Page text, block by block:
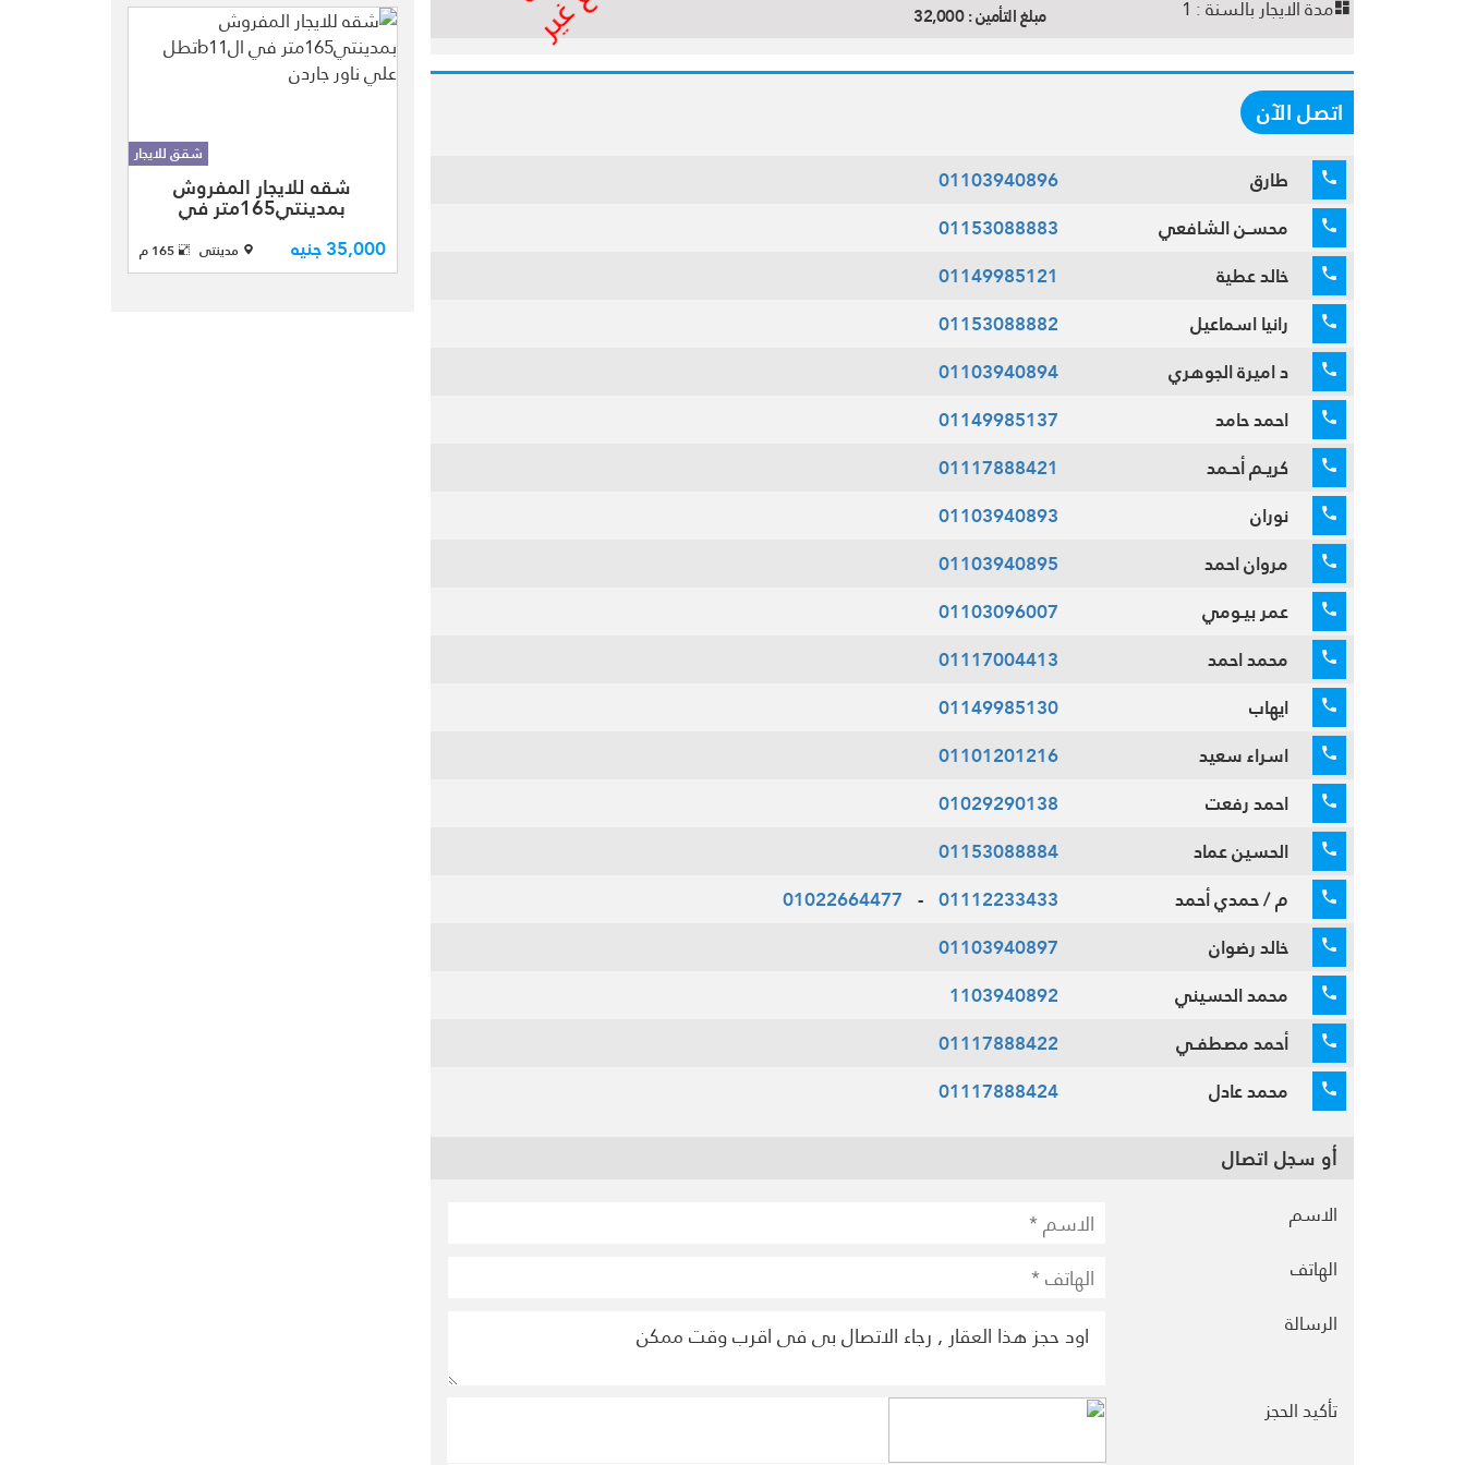
مدة الايجار بالسنة : مبلغ التأمين :32,000
اتصل الآن
طارق
01103940896
محسـن الشافعي
01153088883
خالد عطية
01149985121
رانيا اسماعيل
01153088882
د اميرة الجوهري
01103940894
احمد حامد
01149985137
كريـم أحـمد
01117888421
نوران
01103940893
مروان احمد
01103940895
عمر بيـومي
01103096007
محمد احمد
01117004413
ايهاب
01149985130
اسراء سعيد
01101201216
احمد رفعت
01029290138
الحسين عماد
01153088884
م / حمدي أحمد
01112233433
-
01022664477
خالد رضوان
01103940897
محمد الحسيني
1103940892
أحمد مصطفـي
01117888422
محمد عادل
01117888424
أو سجل اتصال
الاسم
الهاتف
الرسالة
تأكيد الحجز
بتشطيبات الشركه
نموذج (300)
بمساحه كليه 175
متر مقسمه الي
المفروش بمدينتي
في الB11
مجموعه 112
بتشطيبات الشركه
شقق للايجار
شقه للايجار المفروش
بمدينتي165متر في
35,000 جنيه مدينتى 165 م